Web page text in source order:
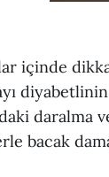
içinde
daralma
bacak